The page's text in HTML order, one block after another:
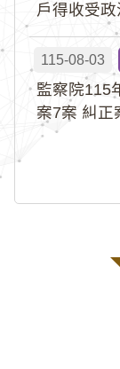
戶得收受
115-08-03
監察院115
案7案 糾正